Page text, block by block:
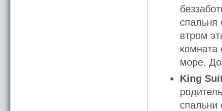
спальня
втром
комната
море.
King
спальни